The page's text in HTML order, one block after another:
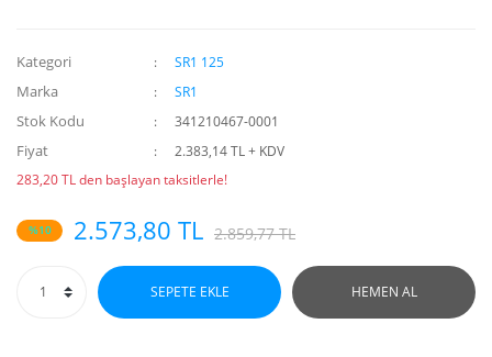
Kategori SR1 125
Marka SR1
Stok Kodu 341210467-0001
Fiyat
2.383,14 TL + KDV
283,20 TL den başlayan taksitlerle!
%10 2.573,80 TL 2.859,77 TL
SEPETE EKLE HEMEN AL